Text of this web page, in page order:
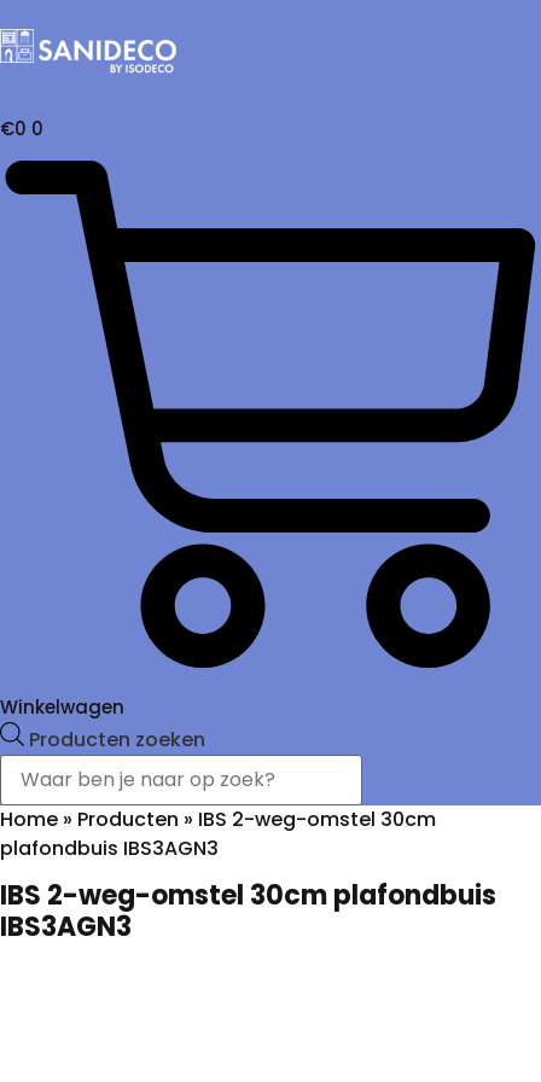
€0 0
Winkelwagen
Producten zoeken
Home » Producten » IBS 2-weg-omstel 30cm
plafondbuis IBS3AGN3
IBS 2-weg-omstel 30cm plafondbuis
IBS3AGN3